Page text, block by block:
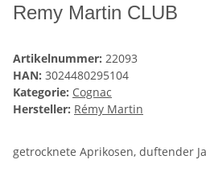
Remy Martin CLUB
Artikelnummer: 22093
HAN: 3024480295104
Kategorie: Cognac
Hersteller: Rémy Martin
getrocknete Aprikosen, duftender